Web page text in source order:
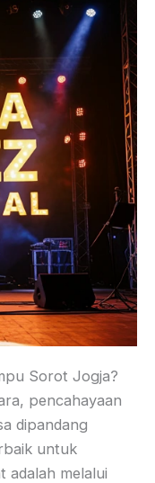
Sorot Jogja?
pencahayaan
dipandang
untuk
adalah melalui